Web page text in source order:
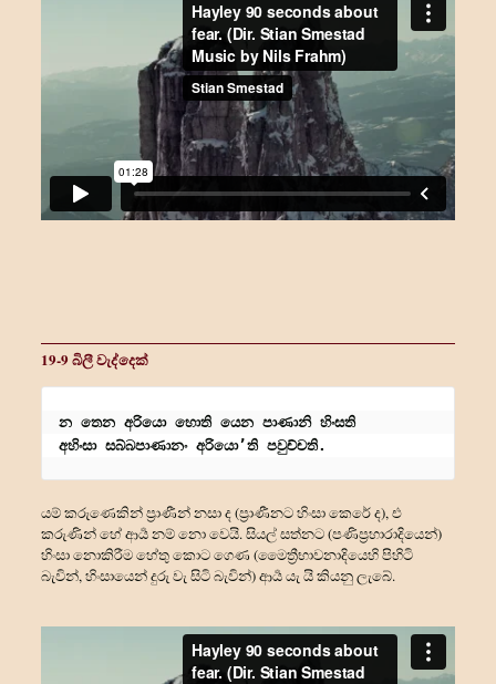
19-9 බිලී වැද්දෙක්
න තෙන අරියො හොති යෙන පාණානි හිංසති
අහිංසා සබ්බපාණානං අරියො’ති පවුච්චති.
යම් කරුණෙකින් ප්‍රාණීන් නසා ද (ප්‍රාණීනට හිංසා කෙරේ ද), එ
කරුණින් හේ ආර්‍ය නම් නො වෙයි. සියල් සත්නට (පණිප්‍රහාරාදියෙන්)
හිංසා නොකිරීම හේතු කොට ගෙණ (මෛත්‍රීභාවනාදියෙහි පිහිටි
බැවින්, හිංසායෙන් දුරු වැ සිටි බැවින්) ආර්‍ය යැ යි කියනු ලැබේ.